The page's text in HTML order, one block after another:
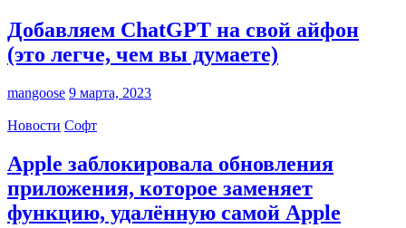
Добавляем ChatGPT на свой айфон
(это легче, чем вы думаете)
mangoose 9 марта, 2023
Новости Софт
Apple заблокировала обновления
приложения, которое заменяет
функцию, удалённую самой Apple